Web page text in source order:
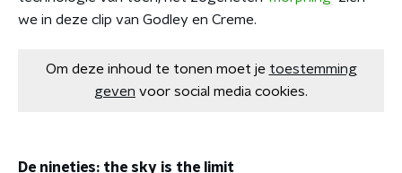
we in deze clip van Godley en Creme.
Om deze inhoud te tonen moet je toestemming
geven voor social media cookies.
De nineties: the sky is the limit